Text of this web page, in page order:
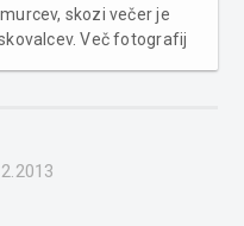
skozi večer je
Več fotografij